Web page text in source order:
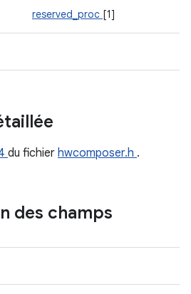
reserved_proc [1]
du fichier hwcomposer.h .
des champs